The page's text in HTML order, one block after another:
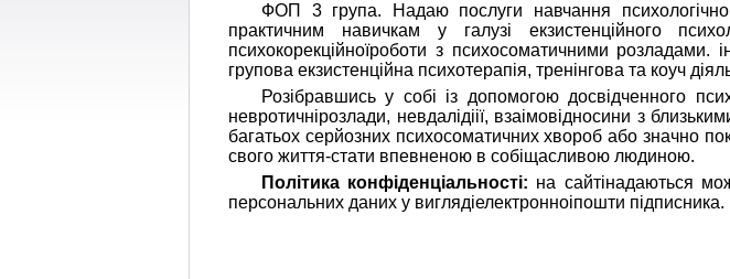
ФОП 3 група. Надаю послуги навчання
практичним навичкам у галузі екзистенційного
психокорекційноїроботи з психосоматичними розладами.
групова екзистенційна психотерапія, тренінгова та коуч
Розібравшись у собі із допомогою досвідченного
невротичнірозлади, невдалідіії, взаімовідносини з
багатьох серйозних психосоматичних хвороб або значно
свого життя-стати впевненою в собіщасливою людиною.
Політика конфіденціальності: на сайтінадаються
персональних даних у виглядіелектронноіпошти підписника.